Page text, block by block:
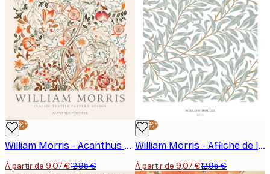
-30%*
William Morris - Acanthus Portière Poster
À partir de 9,07 €12,95 €
-30%*
William Morris - Affiche de la branche de saule
À partir de 9,07 €12,95 €